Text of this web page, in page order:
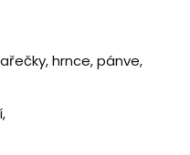
hrnce, pánve,